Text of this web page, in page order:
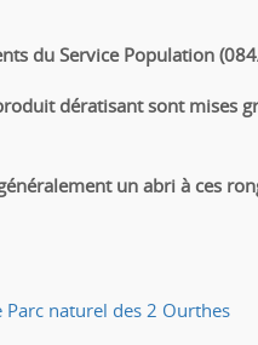
du Service Population
dératisant sont mises
un abri à ces
Parc naturel des 2 Ourthes